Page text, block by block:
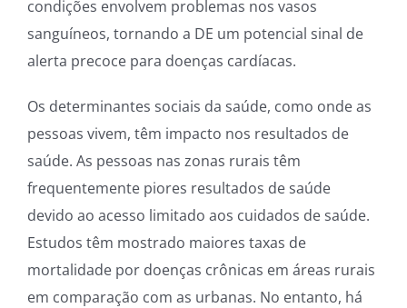
condições envolvem problemas nos vasos
sanguíneos, tornando a DE um potencial sinal de
alerta precoce para doenças cardíacas.
Os determinantes sociais da saúde, como onde as
pessoas vivem, têm impacto nos resultados de
saúde. As pessoas nas zonas rurais têm
frequentemente piores resultados de saúde
devido ao acesso limitado aos cuidados de saúde.
Estudos têm mostrado maiores taxas de
mortalidade por doenças crônicas em áreas rurais
em comparação com as urbanas. No entanto, há